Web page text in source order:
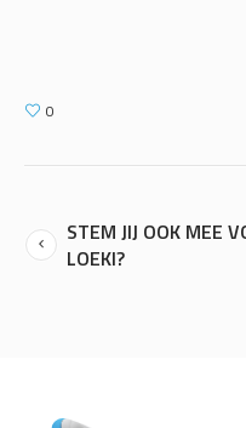
0
STEM JIJ OOK MEE
LOEKI?